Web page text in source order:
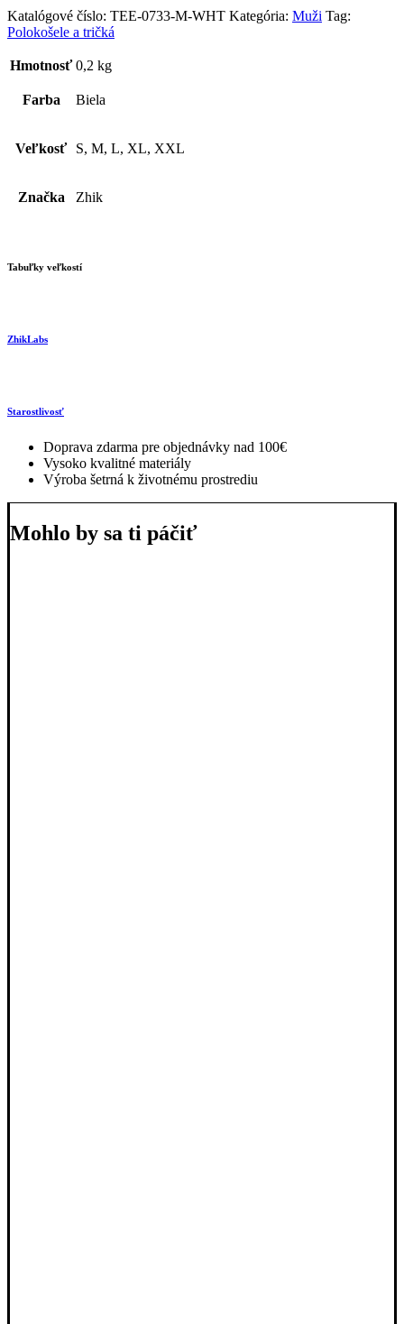
Katalógové číslo: TEE-0733-M-WHT Kategória: Muži Tag:
Polokošele a tričká
Hmotnosť 0,2 kg
Farba Biela
Veľkosť S, M, L, XL, XXL
Značka Zhik
Tabuľky veľkostí
ZhikLabs
Starostlivosť
Doprava zdarma pre objednávky nad 100€
Vysoko kvalitné materiály
Výroba šetrná k životnému prostrediu
Mohlo by sa ti páčiť